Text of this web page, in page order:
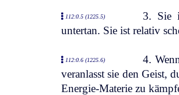
112:0.5 (1225.5)
3. Sie
untertan. Sie ist relativ
112:0.6 (1225.6)
4.
veranlasst sie den Geist,
Energie-Materie zu